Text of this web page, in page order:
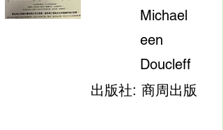
Michael
een
Doucleff
出版社: 商周出版